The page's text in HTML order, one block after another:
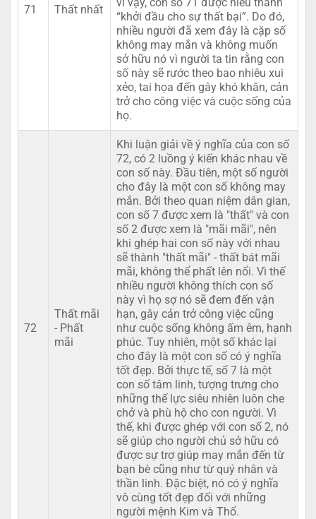
71 Thất nhất
“khởi đầu cho sự thất bại”. Do đó,
nhiều người đã xem đây là cặp số
không may mắn và không muốn
sở hữu nó vì người ta tin rằng con
số này sẽ rước theo bao nhiêu xui
xẻo, tai họa đến gây khó khăn, cản
trở cho công việc và cuộc sống của
họ.
72
Thất mãi
- Phất
mãi
Khi luận giải về ý nghĩa của con số
72, có 2 luồng ý kiến khác nhau về
con số này. Đầu tiên, một số người
cho đây là một con số không may
mắn. Bởi theo quan niệm dân gian,
con số 7 được xem là "thất" và con
số 2 được xem là "mãi mãi", nên
khi ghép hai con số này với nhau
sẽ thành "thất mãi" - thất bát mãi
mãi, không thể phất lên nổi. Vì thế
nhiều người không thích con số
này vì họ sợ nó sẽ đem đến vận
hạn, gây cản trở công việc cũng
như cuộc sống không ấm êm, hạnh
phúc. Tuy nhiên, một số khác lại
cho đây là một con số có ý nghĩa
tốt đẹp. Bởi thực tế, số 7 là một
con số tâm linh, tượng trưng cho
những thế lực siêu nhiên luôn che
chở và phù hộ cho con người. Vì
thế, khi được ghép với con số 2, nó
sẽ giúp cho người chủ sở hữu có
được sự trợ giúp may mắn đến từ
bạn bè cũng như từ quý nhân và
thần linh. Đặc biệt, nó có ý nghĩa
vô cùng tốt đẹp đối với những
người mệnh Kim và Thổ.